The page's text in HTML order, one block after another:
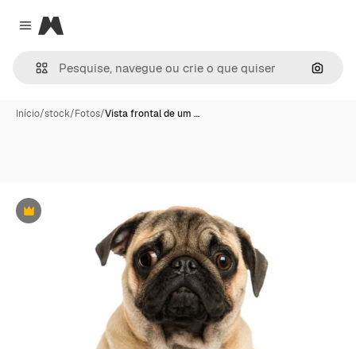
Close menu
Magnific
Início/stock/Fotos/Vista frontal de um …
Premium